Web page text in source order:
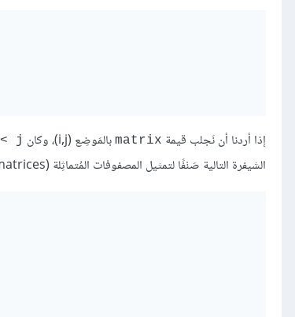
إذا أردنا أن نَجلب قيمة matrix بالمَوضِع (i,j)، وكان j
الشيفرة التالية صَنْفًا لتمثيل المصفوفات المُتماثِلة (symmetric matrices):